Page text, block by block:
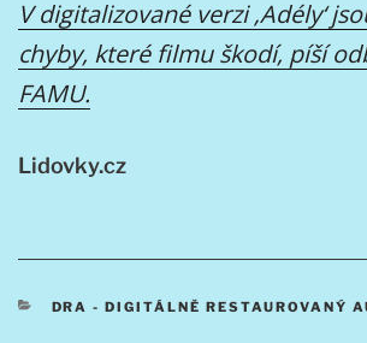
V digitalizované verzi ‚Adély‘
chyby, které filmu škodí, píší
FAMU.
Lidovky.cz
RUBRIKY
DRA - DIGITÁLNĚ RESTAUROVANÝ